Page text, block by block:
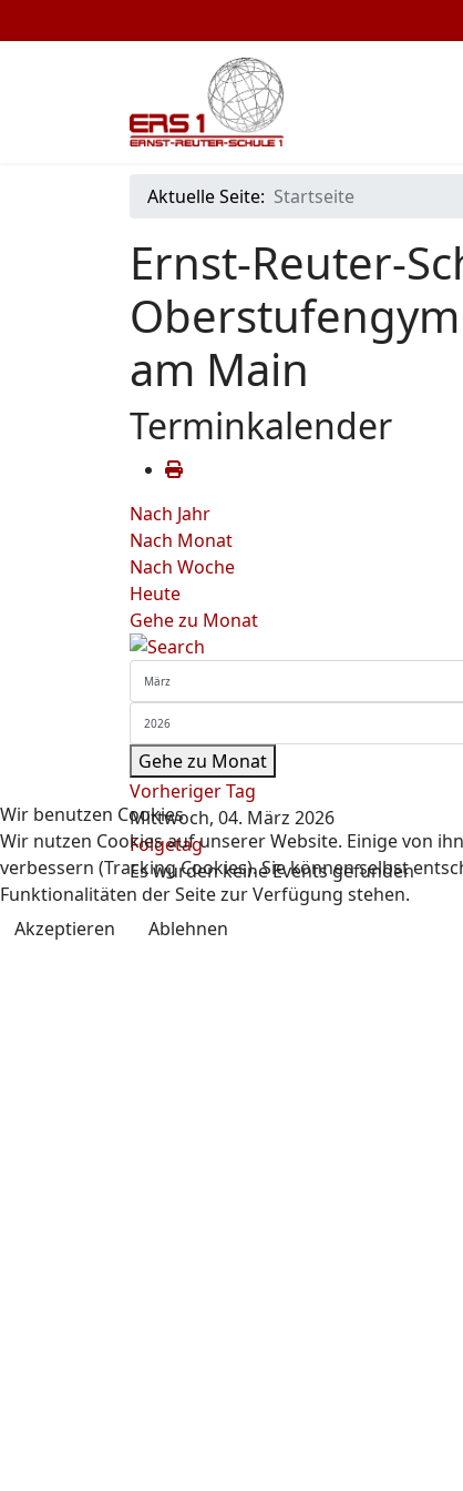
Aktuelle Seite: Startseite
Ernst-Reuter-
am Main
Terminkalender
Nach Jahr
Nach Monat
Nach Woche
Heute
Gehe zu Monat
Gehe zu Monat
Vorheriger Tag
Mittwoch, 04. März 2026
Folgetag
Es wurden keine Events gefunden
Wir benutzen Cookies
Wir nutzen Cookies auf unserer Website. Einige von
verbessern (Tracking Cookies). Sie können selbst
Funktionalitäten der Seite zur Verfügung stehen.
Akzeptieren
Ablehnen